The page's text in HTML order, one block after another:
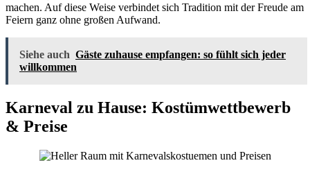
machen. Auf diese Weise verbindet sich Tradition mit der Freude am
Feiern ganz ohne großen Aufwand.
Siehe auch Gäste zuhause empfangen: so fühlt sich jeder
willkommen
Karneval zu Hause: Kostümwettbewerb
& Preise